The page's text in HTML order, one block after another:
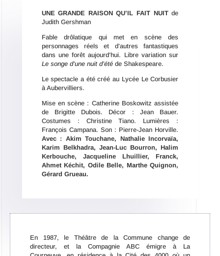
UNE GRANDE RAISON QU’IL FAIT NUITde
Judith Gershman
Fable drôlatique qui met en scène des
personnages réels et d’autres fantastiques
dans une forêt aujourd’hui. Libre variation sur
Le songe d’une nuit d’étéde Shakespeare.
Le spectacle a été créé au Lycée Le Corbusier
à Aubervilliers.
Mise en scène : Catherine Boskowitz assistée
de Brigitte Dubois. Décor : Jean Bauer.
Costumes : Christine Tiano. Lumières :
François Campana. Son : Pierre-Jean Horville.
Avec : Akim Touchane, Nathalie Incorvaïa,
Karim Belkhadra, Jean-Luc Bourron, Halim
Kerbouche, Jacqueline Lhuillier, Franck,
Ahmet Kéchit, Odile Belle, Marthe Quignon,
Gérard Grueau.
En 1987, le Théâtre de la Commune change de
directeur, et la Compagnie ABC émigre à La